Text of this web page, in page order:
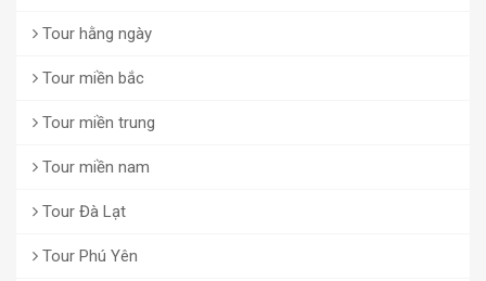
Tour hằng ngày
Tour miền bắc
Tour miền trung
Tour miền nam
Tour Đà Lạt
Tour Phú Yên